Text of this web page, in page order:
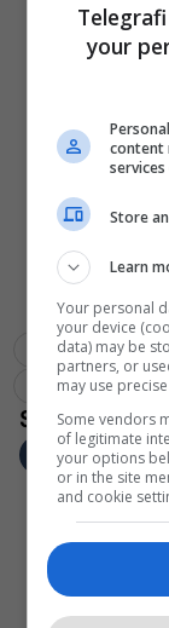
Emisioni "përballje"
Konsumatori
your
content
Store
Learn
Your personal
your device
data) may be
partners, or
may use
Some vendors
of legitimate
your options
or in the site
and cookie